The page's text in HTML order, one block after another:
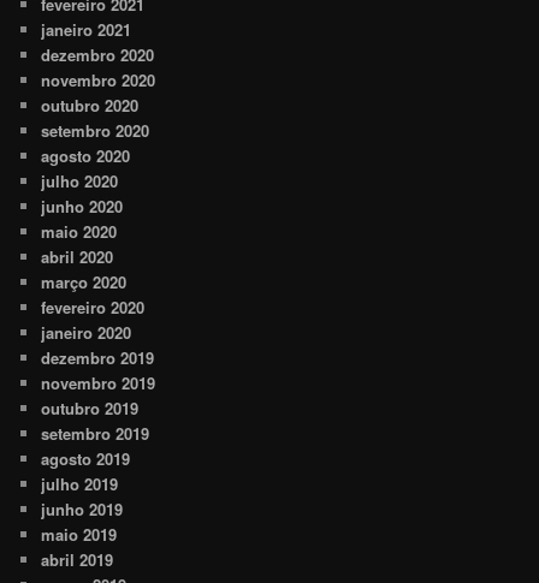
janeiro 2021
dezembro 2020
novembro 2020
outubro 2020
setembro 2020
agosto 2020
julho 2020
junho 2020
maio 2020
abril 2020
março 2020
fevereiro 2020
janeiro 2020
dezembro 2019
novembro 2019
outubro 2019
setembro 2019
agosto 2019
julho 2019
junho 2019
maio 2019
abril 2019